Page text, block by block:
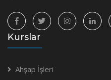
Kurslar
Ahşap İşleri